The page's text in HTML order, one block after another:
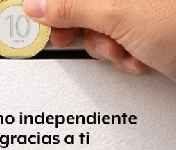
a “El cambio verdadero”, ésta
en campaña: